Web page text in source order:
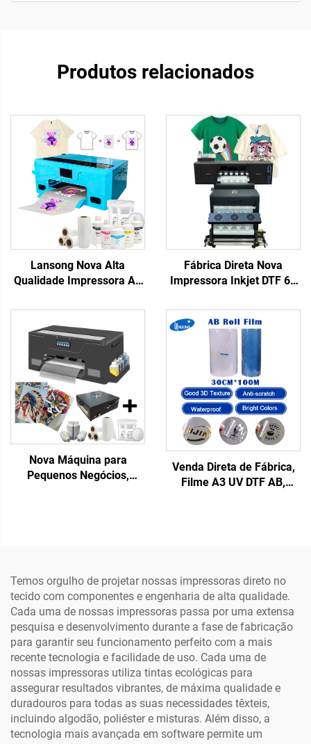
Produtos relacionados
Lansong Nova Alta
Qualidade Impressora A3
Impressão Máquina de
Transferência Automática
para Camisetas com
Garantia de 1 Ano para
Pequenas Empresas
Fábrica Direta Nova
Impressora Inkjet DTF 60
Ano, Transferência
Térmica Totalmente
Automática para
Camisetas e Tecidos
Nova Máquina para
Pequenos Negócios,
Qualquer Tecido, 1 Ano de
Garantia
Venda Direta de Fábrica,
Filme A3 UV DTF AB,
Temperatura)
Temos orgulho de projetar nossas impressoras direto no
tecido com componentes e engenharia de alta qualidade.
Cada uma de nossas impressoras passa por uma extensa
pesquisa e desenvolvimento durante a fase de fabricação
para garantir seu funcionamento perfeito com a mais
recente tecnologia e facilidade de uso. Cada uma de
nossas impressoras utiliza tintas ecológicas para
assegurar resultados vibrantes, de máxima qualidade e
duradouros para todas as suas necessidades têxteis,
incluindo algodão, poliéster e misturas. Além disso, a
tecnologia mais avançada em software permite um